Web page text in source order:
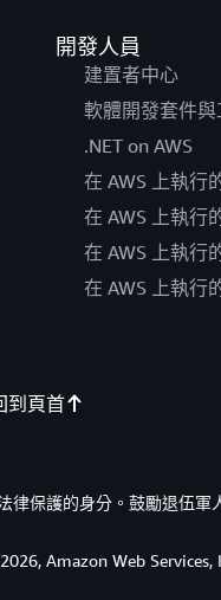
開發人員
建置者中心
軟體開發套件與
.NET on AWS
在 AWS 上執行
在 AWS 上執行
在 AWS 上執行
在 AWS 上執行
到頁首
律保護的身分。鼓勵退伍軍
Amazon Web Services,